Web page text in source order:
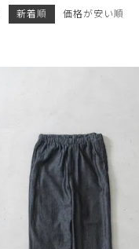
新着順 価格が安い順